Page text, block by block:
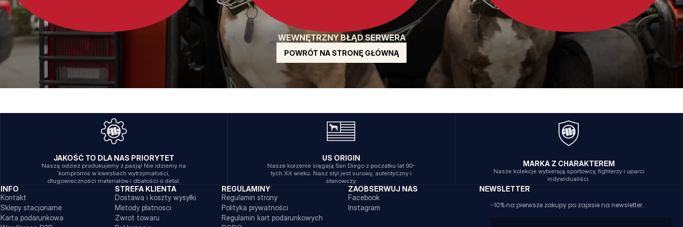
WEWNĘTRZNY BŁĄD SERWERA
POWRÓT NA STRONĘ GŁÓWNĄ
JAKOŚĆ TO DLA NAS PRIORYTET
Naszą odzież produkujemy z pasją! Nie idziemy na
kompromis w kwestiach wytrzymałości,
długowieczności materiałów i dbałości o detal.
US ORIGIN
Nasze korzenie sięgają San Diego z poczatku lat 90-
tych XX wieku. Nasz styl jest surowy, autentyczny i
stanowczy.
MARKA Z CHARAKTEREM
Nasze kolekcje wybierają sportowcy, fighterzy i uparci
indywidualiści.
INFO
Kontakt
Sklepy stacjonarne
Karta podarunkowa
STREFA KLIENTA
Dostawa i koszty wysyłki
Metody płatnosci
Zwrot towaru
REGULAMINY
Regulamin strony
Polityka prywatności
Regulamin kart podarunkowych
ZAOBSERWUJ NAS
Facebook
Instagram
NEWSLETTER
-10% na pierwsze zakupy po zapisie na newsletter.